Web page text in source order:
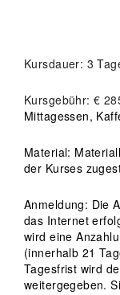
Kursdauer: 3
Kursgebühr: €
Mittagessen,
Material:
der Kurses
Anmeldung: Die
das Internet
wird eine
(innerhalb 21
Tagesfrist wird
weitergegeben.